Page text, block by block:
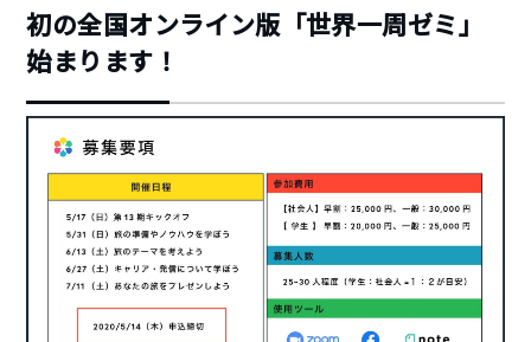
初の全国オンライン版「世界一周ゼミ」
始まります！